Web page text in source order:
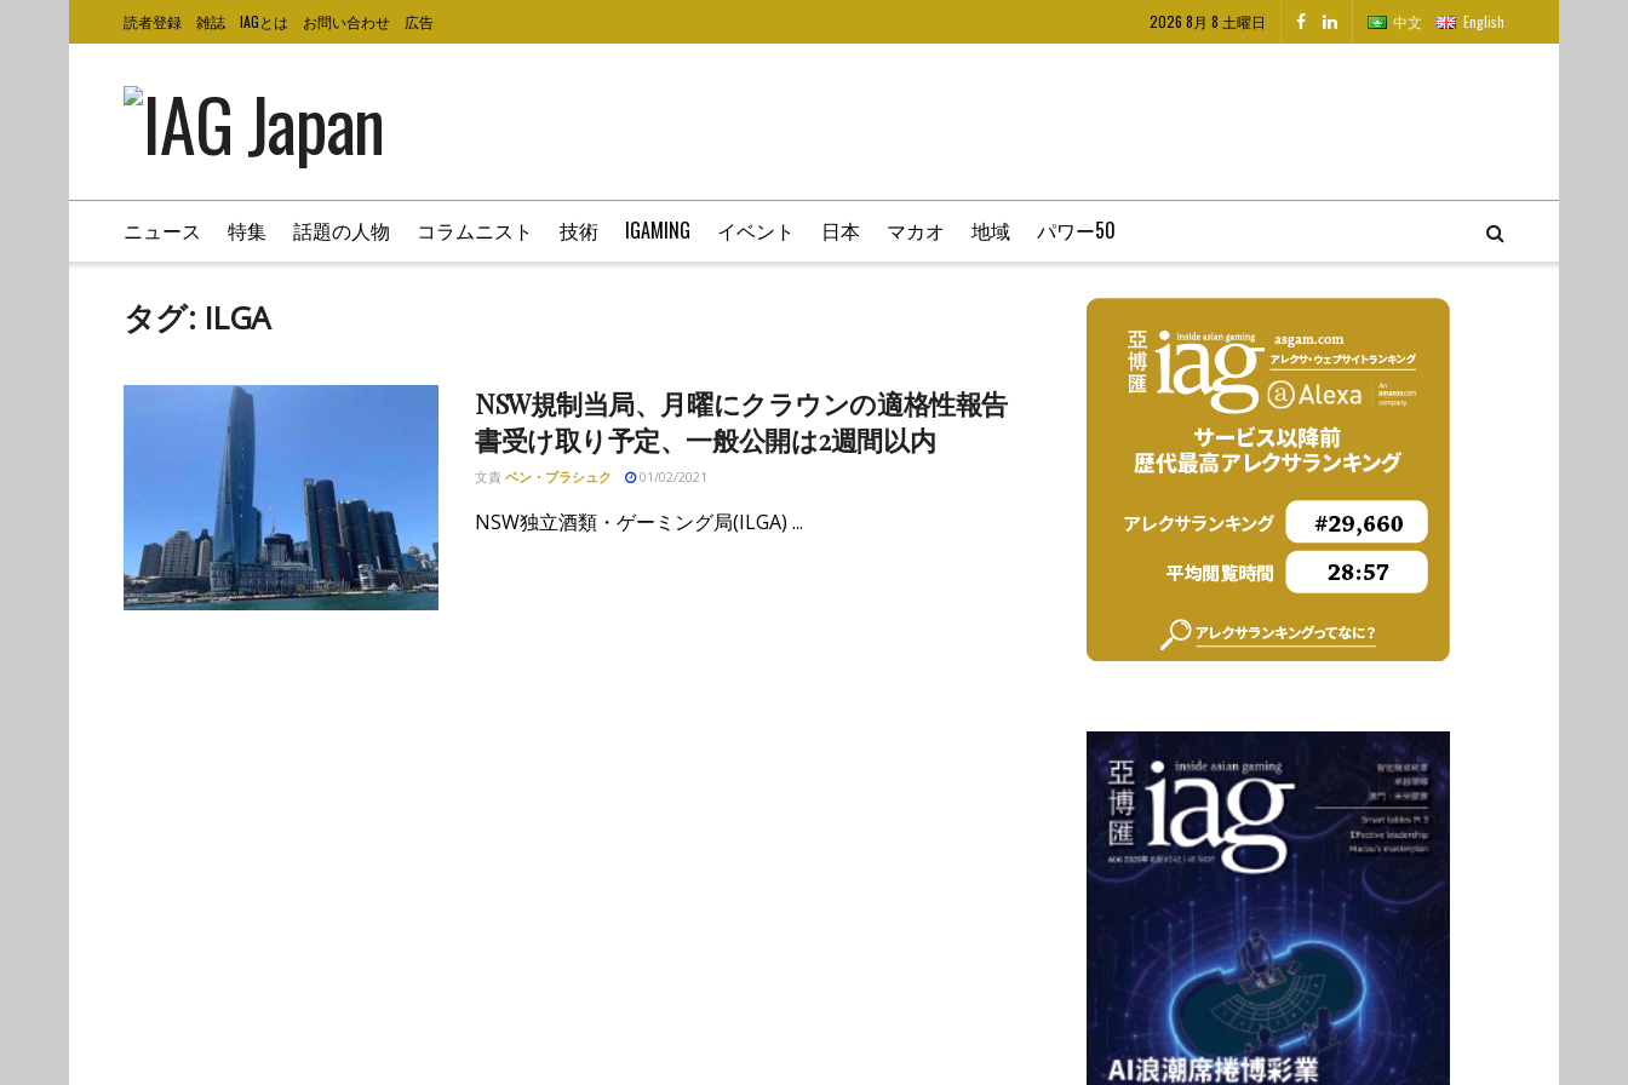
読者登録 雑誌 IAGとは お問い合わせ 広告 2026 8月 8 土曜日 中文 English
ニュース 特集 話題の人物 コラムニスト 技術 IGAMING イベント 日本 マカオ 地域 パワー50
タグ: ILGA
NSW規制当局、月曜にクラウンの適格性報告
書受け取り予定、一般公開は2週間以内
文責 ベン・ブラシュク 01/02/2021
NSW独立酒類・ゲーミング局(ILGA) ...